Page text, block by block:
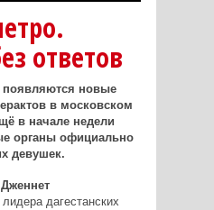
ответов
новые
в московском
в начале недели
органы официально
девушек.
Дженнет
дагестанских